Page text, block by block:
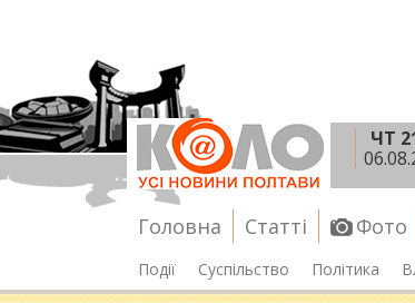
ЧТ
Головна Статті Фото
Події Суспільство Політика